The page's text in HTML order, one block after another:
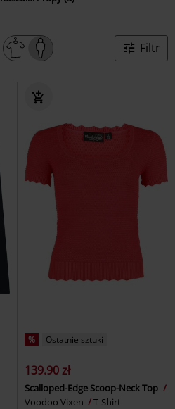
Filtr
% Ostatnie sztuki
139.90 zł
Scalloped-Edge Scoop-Neck Top
Voodoo Vixen
T-Shirt